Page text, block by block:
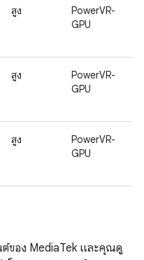
สูง
PowerVR-
GPU
สูง
PowerVR-
GPU
สูง
PowerVR-
GPU
ของ MediaTek และคุณดู